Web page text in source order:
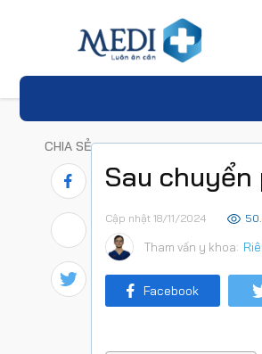
Sau
Cập nhật 18/11/2024
Tham vấn y khoa:
Facebook
CHIA SẺ